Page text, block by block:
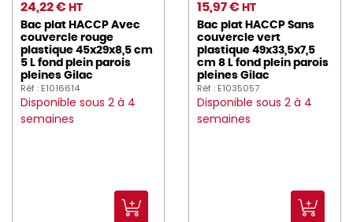
24,22 € HT
Bac plat HACCP Avec
couvercle rouge
plastique 45x29x8,5 cm
5 L fond plein parois
pleines Gilac
Réf : E1016614
Disponible sous 2 à 4
semaines
15,97 € HT
Bac plat HACCP Sans
couvercle vert
plastique 49x33,5x7,5
cm 8 L fond plein parois
pleines Gilac
Réf : E1035057
Disponible sous 2 à 4
semaines